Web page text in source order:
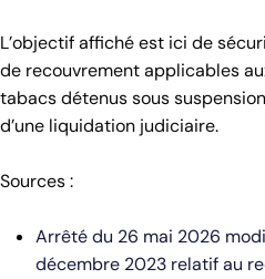
L’objectif affiché est ici de
de recouvrement applicables
tabacs détenus sous
d’une liquidation judiciaire.
Sources :
Arrêté du 26 mai 2026
décembre 2023 relatif au